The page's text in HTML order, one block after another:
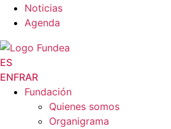
Noticias
Agenda
ES
ENFRAR
Fundación
Quienes somos
Organigrama